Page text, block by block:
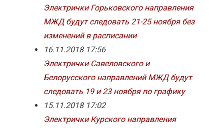
Электрички Горьковского направления
МЖД будут следовать 21-25 ноября без
изменений в расписании
16.11.2018 17:56
Электрички Савеловского и
Белорусского направлений МЖД будут
следовать 19 и 23 ноября по графику
15.11.2018 17:02
Электрички Курского направления